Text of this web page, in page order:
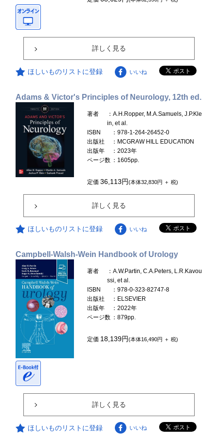
詳しく見る
ほしいものリストに登録 いいね
Adams & Victor's Principles of Neurology, 12th ed.
著者
：A.H.Ropper, M.A.Samuels, J.P.Kle
in, et al.
ISBN
：978-1-264-26452-0
出版社
：MCGRAW HILL EDUCATION
出版年
：2023年
ページ数 ：1605pp.
定価36,113円(本体32,830円 ＋ 税)
詳しく見る
ほしいものリストに登録 いいね
Campbell-Walsh-Wein Handbook of Urology
著者
：A.W.Partin, C.A.Peters, L.R.Kavou
ssi, et al.
ISBN
：978-0-323-82747-8
出版社
：ELSEVIER
出版年
：2022年
ページ数 ：879pp.
定価 18,139円(本体16,490円 ＋ 税)
詳しく見る
ほしいものリストに登録 いいね